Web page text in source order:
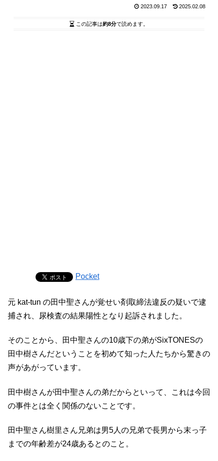
2023.09.17 2025.02.08
この記事は約8分で読めます。
Pocket
元 kat-tun の田中聖さんが覚せい剤取締法違反の疑いで逮
捕され、尿検査の結果陽性となり起訴されました。
そのことから、田中聖さんの10歳下の弟がSixTONESの
田中樹さんだということを初めて知った人たちから驚きの
声があがっています。
田中樹さんが田中聖さんの弟だからといって、これは今回
の事件とは全く関係のないことです。
田中聖さん樹里さん兄弟は男5人の兄弟で長男から末っ子
までの年齢差が24歳あるとのこと。